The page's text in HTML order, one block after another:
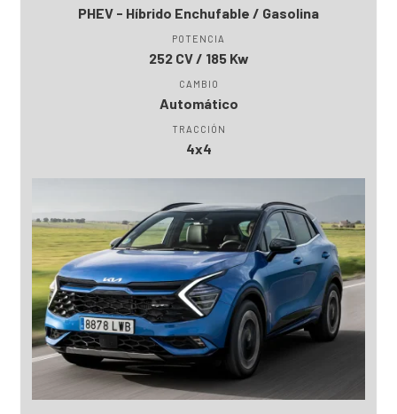
PHEV - Híbrido Enchufable / Gasolina
POTENCIA
252 CV / 185 Kw
CAMBIO
Automático
TRACCIÓN
4x4